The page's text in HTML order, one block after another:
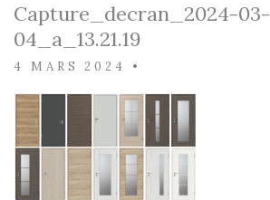
Capture_decran_2024-03-
04_a_13.21.19
4 MARS 2024 •